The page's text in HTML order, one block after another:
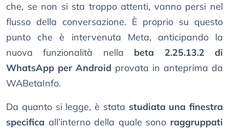
che, se non si sta troppo attenti, vanno persi nel
flusso della conversazione. È proprio su questo
punto che è intervenuta Meta, anticipando la
nuova funzionalità nella beta 2.25.13.2 di
WhatsApp per Android provata in anteprima da
WABetaInfo.
Da quanto si legge, è stata studiata una finestra
specifica all’interno della quale sono raggruppati